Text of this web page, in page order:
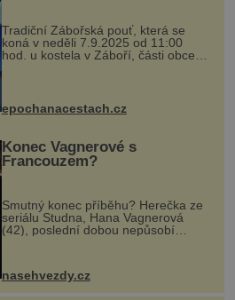
Tradiční Zábořská pouť, která se
koná v neděli 7.9.2025 od 11:00
hod. u kostela v Záboří, části obce
Kly u Mělníka. V programu naleznete
komentovanou prohlídku kostela,
epochanacestach.cz
Konec Vagnerové s
Francouzem?
Smutný konec příběhu? Herečka ze
seriálu Studna, Hana Vagnerová
(42), poslední dobou nepůsobí
nasehvezdy.cz